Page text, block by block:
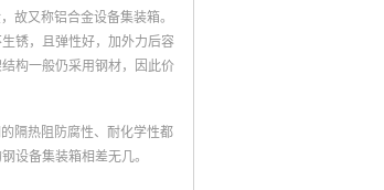
故又称铝合金设备集装箱。
锈，且弹性好，加外力后容
构一般仍采用钢材，因此价
隔热阻防腐性、耐化学性都
设备集装箱相差无几。